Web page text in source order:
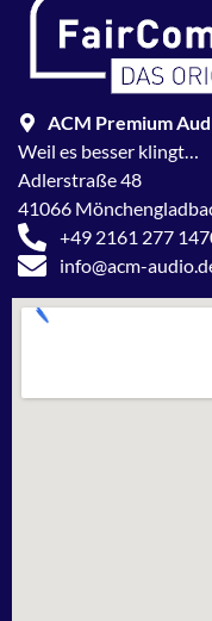
ACM Premium
Weil es besser klingt…
Adlerstraße 48
41066
+49 2161 277
info@acm-